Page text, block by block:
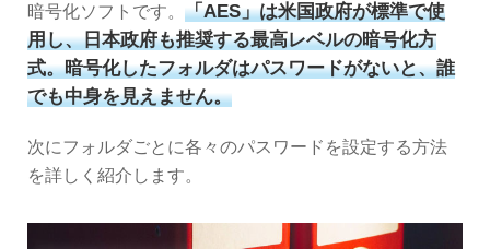
暗号化ソフトです。 「AES」は米国政府が標準で使
用し、日本政府も推奨する最高レベルの暗号化方
式。暗号化したフォルダはパスワードがないと、誰
でも中身を見えません。
次にフォルダごとに各々のパスワードを設定する方法
を詳しく紹介します。